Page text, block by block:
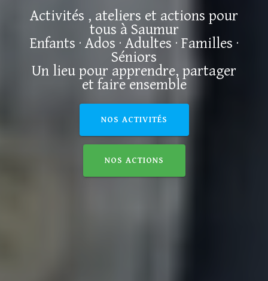
Activités , ateliers et actions pour
tous à Saumur
Enfants · Ados · Adultes · Familles ·
Séniors
Un lieu pour apprendre, partager
et faire ensemble
NOS ACTIVITÉS
NOS ACTIONS